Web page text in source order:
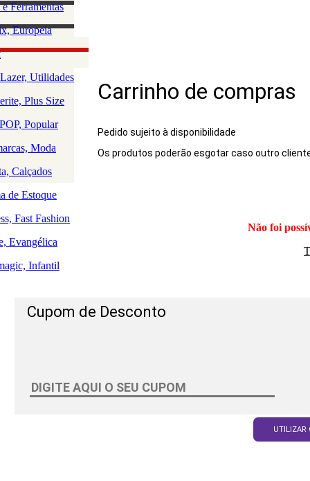
Masculino
e
Ferramentas
da Casa
Saúde
Europeia
Lingerie
Utilidades
Plus Size
Popular
Moda
Calçados
de Estoque
Fast Fashion
Evangélica
Infantil
Carrinho de compras
Pedido sujeito à disponibilidade
Os produtos poderão esgotar caso outro
Produto
Não foi
Cupom de Desconto
UTILIZAR